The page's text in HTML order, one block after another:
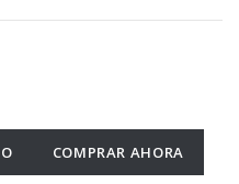
COMPRAR AHORA